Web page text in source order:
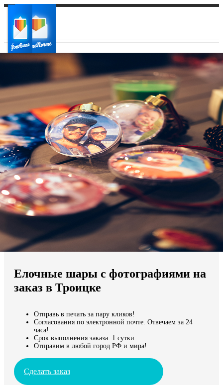
Ваш город:
Ваш регион доставки
Выберите из списка:
Мы доставляем по всему миру
Продолжить без города
Елочные шары с фотографиями на
заказ в Троицке
Отправь в печать за пару кликов!
Согласования по электронной почте. Отвечаем за 24
часа!
Срок выполнения заказа: 1 сутки
Отправим в любой город РФ и мира!
Сделать заказ